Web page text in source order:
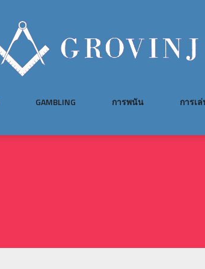
GAMBLING การพนัน การเ